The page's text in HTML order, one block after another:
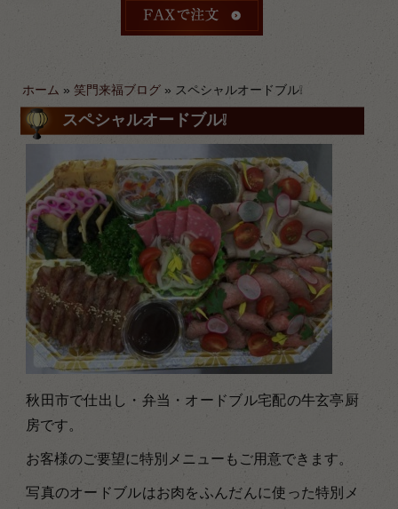
ホーム »笑門来福ブログ » スペシャルオードブル❕
スペシャルオードブル❕
秋田市で仕出し・弁当・オードブル宅配の牛玄亭厨
房です。
お客様のご要望に特別メニューもご用意できます。
写真のオードブルはお肉をふんだんに使った特別メ